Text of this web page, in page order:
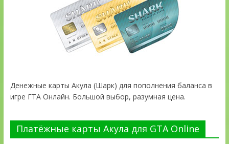
Денежные карты Акула (Шарк) для пополнения баланса в
игре ГТА Онлайн. Большой выбор, разумная цена.
Платёжные карты Акула для GTA Online